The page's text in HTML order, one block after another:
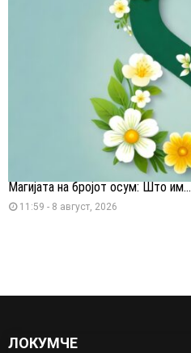
Магијата на бројот осум: Што им...
11:59 - 8 август, 2026
ЛОКУМЧЕ